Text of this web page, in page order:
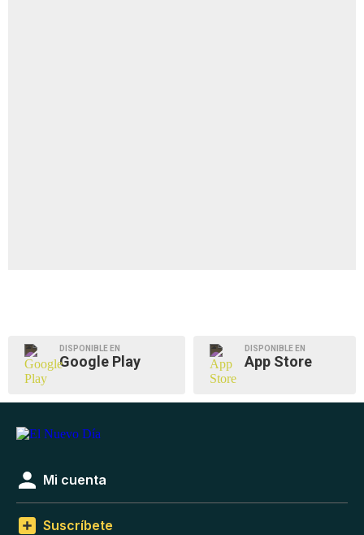
DISPONIBLE EN
Google Play
DISPONIBLE EN
App Store
Mi cuenta
Suscríbete